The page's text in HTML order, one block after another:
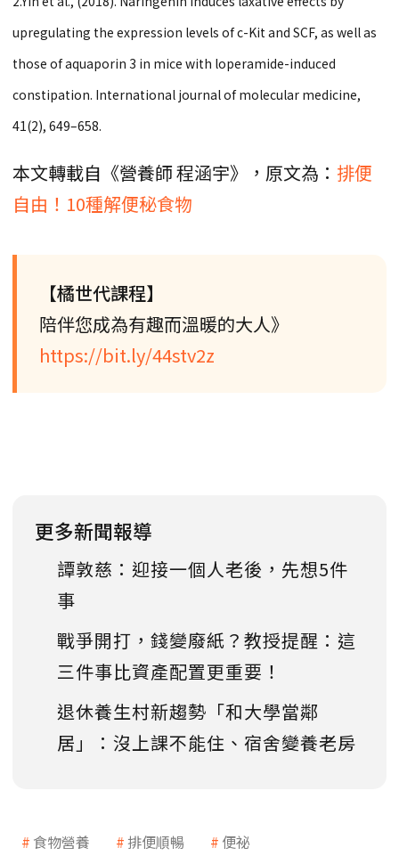
upregulating the expression levels of c-Kit and SCF, as well as
those of aquaporin 3 in mice with loperamide-induced
constipation. International journal of molecular medicine,
41(2), 649–658.
本文轉載自《營養師 程涵宇》，原文為： 排便
自由！10種解便秘食物
【橘世代課程】
陪伴您成為有趣而溫暖的大人》
https://bit.ly/44stv2z
更多新聞報導
譚敦慈：迎接一個人老後，先想5件
事
戰爭開打，錢變廢紙？教授提醒：這
三件事比資產配置更重要！
退休養生村新趨勢「和大學當鄰
居」：沒上課不能住、宿舍變養老房
食物營養 排便順暢 便祕